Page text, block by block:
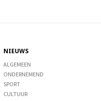
NIEUWS
ALGEMEEN
ONDERNEMEND
SPORT
CULTUUR